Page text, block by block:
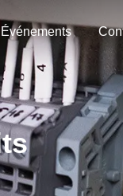
Événements